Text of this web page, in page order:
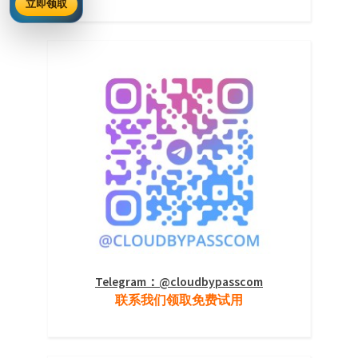
Telegram：@cloudbypasscom
联系我们领取免费试用
立即领取